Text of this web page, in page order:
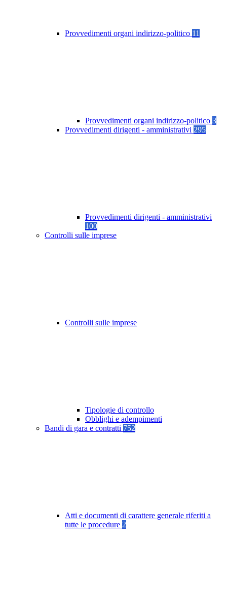
Provvedimenti organi indirizzo-politico 11
Provvedimenti organi indirizzo-politico 3
Provvedimenti dirigenti - amministrativi 295
Provvedimenti dirigenti - amministrativi
100
Controlli sulle imprese
Controlli sulle imprese
Tipologie di controllo
Obblighi e adempimenti
Bandi di gara e contratti 752
Atti e documenti di carattere generale riferiti a
tutte le procedure 2